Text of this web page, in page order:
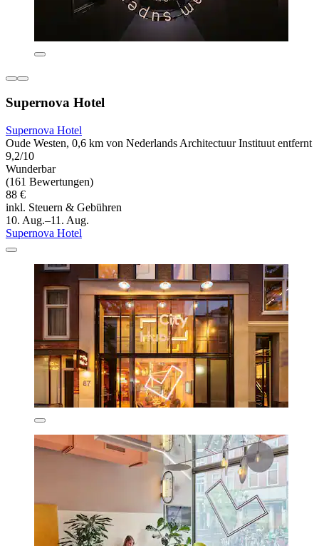
Supernova Hotel
Supernova Hotel
Oude Westen, 0,6 km von Nederlands Architectuur Instituut entfernt
9,2/10
Wunderbar
(161 Bewertungen)
88 €
inkl. Steuern & Gebühren
10. Aug.–11. Aug.
Supernova Hotel